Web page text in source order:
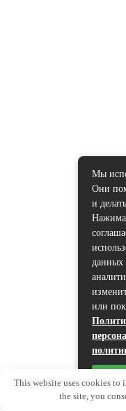
Мы
Они
и
данных
или
This website uses cookies to
the site, you